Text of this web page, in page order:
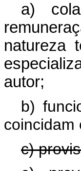
a)
natureza
autor;
b)
coincidam
c)